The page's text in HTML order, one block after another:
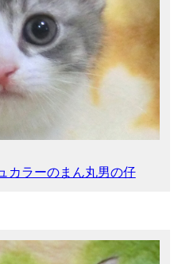
ラーのまん丸男の仔